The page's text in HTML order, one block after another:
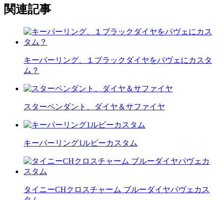
関連記事
キーパーリング、１ブラックダイヤをパヴェにカスタ
ム？
スターペンダント、ダイヤ＆サファイヤ
キーパーリング1ルビーカスタム
タイニーCHクロスチャーム ブルーダイヤパヴェカス